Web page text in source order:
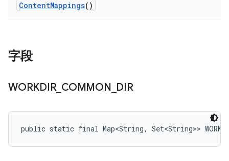
ContentMappings()
字段
WORKDIR_ COMMON DIR
public static final Map<String, Set<String>>